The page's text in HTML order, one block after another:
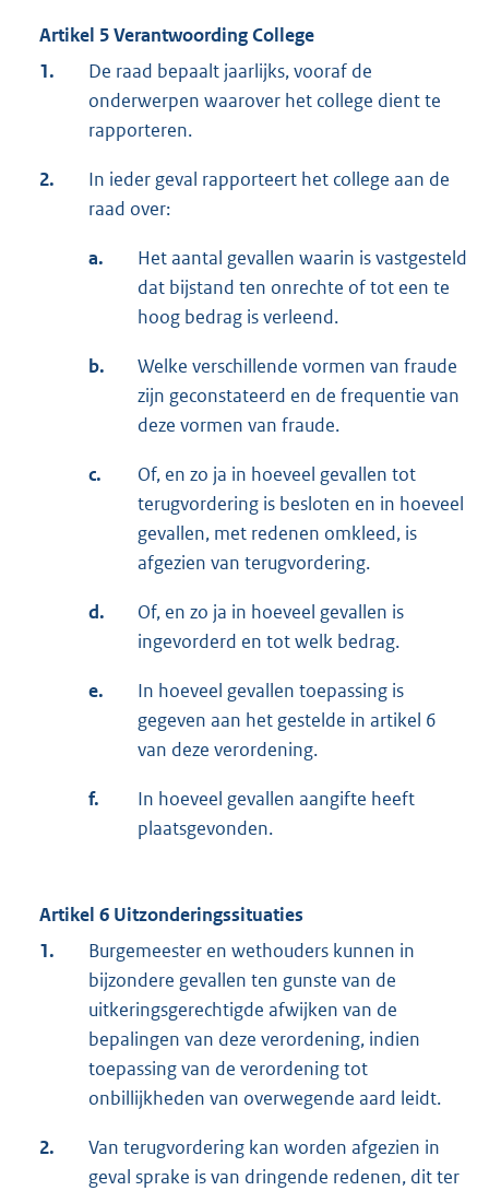
Artikel 5 Verantwoording College
1.
De raad bepaalt jaarlijks, vooraf de
onderwerpen waarover het college dient te
rapporteren.
2.
In ieder geval rapporteert het college aan de
raad over:
a.
Het aantal gevallen waarin is vastgesteld
dat bijstand ten onrechte of tot een te
hoog bedrag is verleend.
b.
Welke verschillende vormen van fraude
zijn geconstateerd en de frequentie van
deze vormen van fraude.
c.
Of, en zo ja in hoeveel gevallen tot
terugvordering is besloten en in hoeveel
gevallen, met redenen omkleed, is
afgezien van terugvordering.
d.
Of, en zo ja in hoeveel gevallen is
ingevorderd en tot welk bedrag.
e.
In hoeveel gevallen toepassing is
gegeven aan het gestelde in artikel 6
van deze verordening.
f.
In hoeveel gevallen aangifte heeft
plaatsgevonden.
Artikel 6 Uitzonderingssituaties
1.
Burgemeester en wethouders kunnen in
bijzondere gevallen ten gunste van de
uitkeringsgerechtigde afwijken van de
bepalingen van deze verordening, indien
toepassing van de verordening tot
onbillijkheden van overwegende aard leidt.
2.
Van terugvordering kan worden afgezien in
geval sprake is van dringende redenen, dit ter